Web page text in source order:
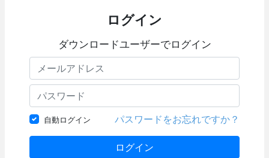
ログイン
ダウンロードユーザーでログイン
自動ログイン パスワードをお忘れですか？
ログイン